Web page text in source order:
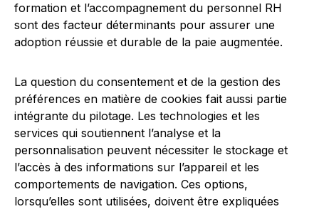
formation et l’accompagnement du personnel RH
sont des facteur déterminants pour assurer une
adoption réussie et durable de la paie augmentée.
La question du consentement et de la gestion des
préférences en matière de cookies fait aussi partie
intégrante du pilotage. Les technologies et les
services qui soutiennent l’analyse et la
personnalisation peuvent nécessiter le stockage et
l’accès à des informations sur l’appareil et les
comportements de navigation. Ces options,
lorsqu’elles sont utilisées, doivent être expliquées